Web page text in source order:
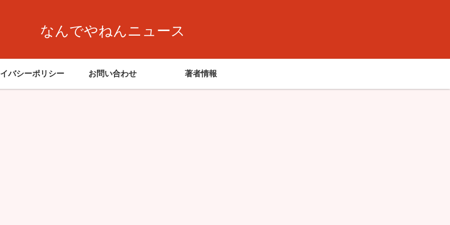
なんでやねんニュース
バシーポリシー お問い合わせ 著者情報